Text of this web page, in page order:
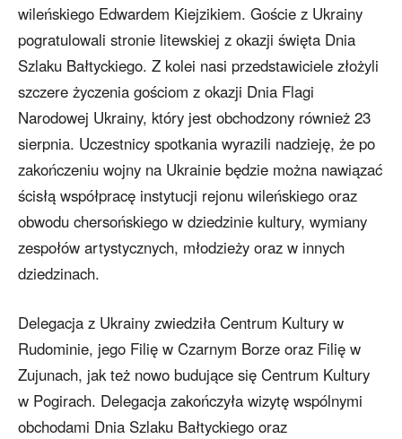
wileńskiego Edwardem Kiejzikiem. Goście z Ukrainy
pogratulowali stronie litewskiej z okazji święta Dnia
Szlaku Bałtyckiego. Z kolei nasi przedstawiciele złożyli
szczere życzenia gościom z okazji Dnia Flagi
Narodowej Ukrainy, który jest obchodzony również 23
sierpnia. Uczestnicy spotkania wyrazili nadzieję, że po
zakończeniu wojny na Ukrainie będzie można nawiązać
ścisłą współpracę instytucji rejonu wileńskiego oraz
obwodu chersońskiego w dziedzinie kultury, wymiany
zespołów artystycznych, młodzieży oraz w innych
dziedzinach.
Delegacja z Ukrainy zwiedziła Centrum Kultury w
Rudominie, jego Filię w Czarnym Borze oraz Filię w
Zujunach, jak też nowo budujące się Centrum Kultury
w Pogirach. Delegacja zakończyła wizytę wspólnymi
obchodami Dnia Szlaku Bałtyckiego oraz